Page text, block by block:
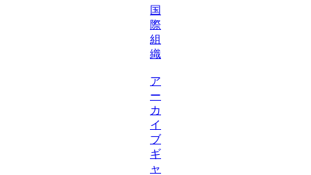
国
際
組
織
ア
ー
カ
イ
ブ
ギ
ャ